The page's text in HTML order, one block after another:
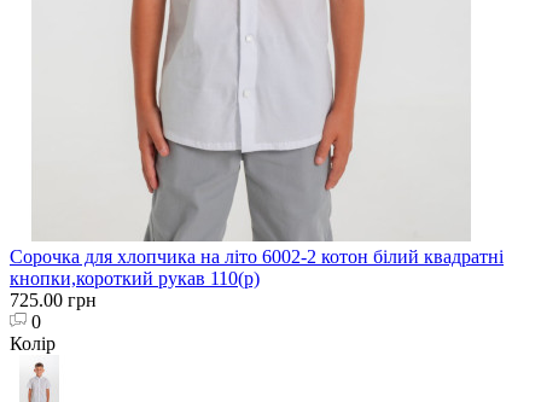
Сорочка для хлопчика на літо 6002-2 котон білий квадратні
кнопки,короткий рукав 110(р)
725.00 грн
0
Колір